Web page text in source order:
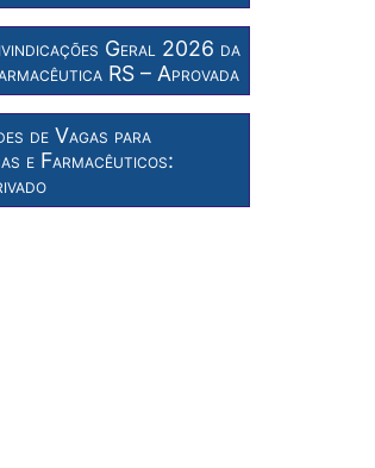
Geral 2026 da
RS – Aprovada
de Vagas para
e Farmacêuticos: